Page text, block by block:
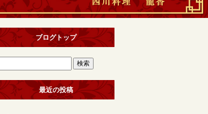
ブログトップ
最近の投稿